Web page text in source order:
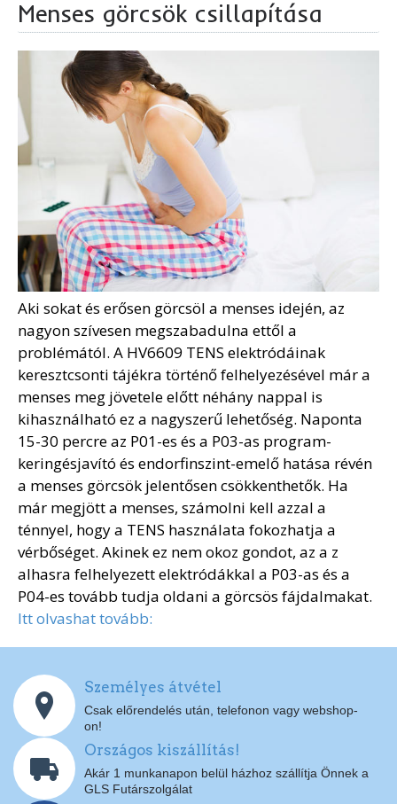
Menses görcsök csillapítása
Aki sokat és erősen görcsöl a menses idején, az
nagyon szívesen megszabadulna ettől a
problémától. A HV6609 TENS elektródáinak
keresztcsonti tájékra történő felhelyezésével már a
menses meg jövetele előtt néhány nappal is
kihasználható ez a nagyszerű lehetőség. Naponta
15-30 percre az P01-es és a P03-as program-
keringésjavító és endorfinszint-emelő hatása révén
a menses görcsök jelentősen csökkenthetők. Ha
már megjött a menses, számolni kell azzal a
ténnyel, hogy a TENS használata fokozhatja a
vérbőséget. Akinek ez nem okoz gondot, az a z
alhasra felhelyezett elektródákkal a P03-as és a
P04-es tovább tudja oldani a görcsös fájdalmakat.
Itt olvashat tovább:
Személyes átvétel
Csak előrendelés után, telefonon vagy webshop-
on!
Országos kiszállítás!
Akár 1 munkanapon belül házhoz szállítja Önnek a
GLS Futárszolgálat